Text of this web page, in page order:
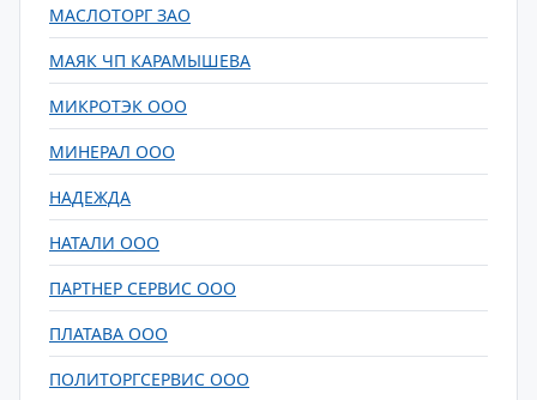
МАСЛОТОРГ ЗАО
МАЯК ЧП КАРАМЫШЕВА
МИКРОТЭК ООО
МИНЕРАЛ ООО
НАДЕЖДА
НАТАЛИ ООО
ПАРТНЕР СЕРВИС ООО
ПЛАТАВА ООО
ПОЛИТОРГСЕРВИС ООО